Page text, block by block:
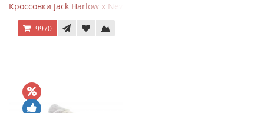
Кроссовки Jack Harlow x New Balance 1906r Kentucky Derby
9970